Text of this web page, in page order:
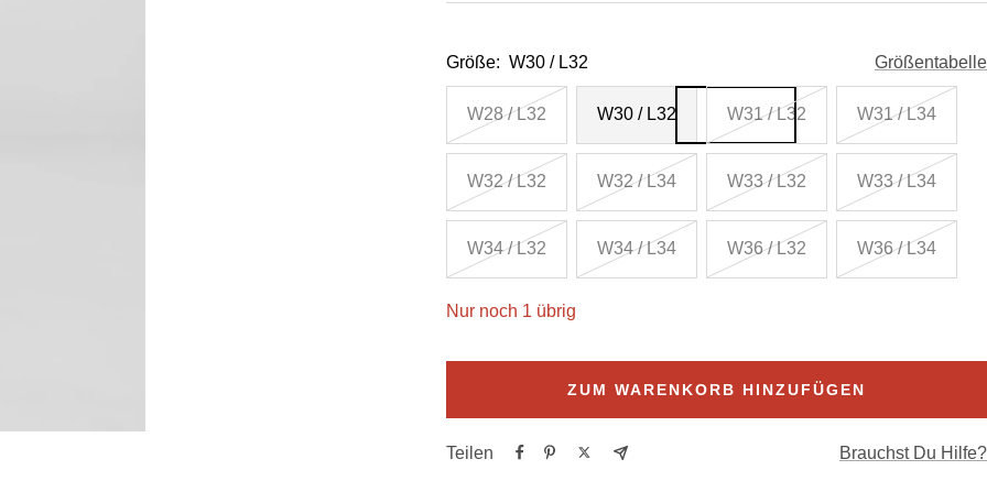
Größe: W30 / L32 Größentabelle
W28 / L32 W30 / L32 W31 / L32 W31 / L34
W32 / L32 W32 / L34 W33 / L32 W33 / L34
W34 / L32 W34 / L34 W36 / L32 W36 / L34
Nur noch 1 übrig
ZUM WARENKORB HINZUFÜGEN
Teilen Brauchst Du Hilfe?